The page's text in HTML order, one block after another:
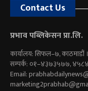
Contact Us
प्रभाव पब्लिकेसन प्रा.लि.
कार्यालय: सिफल–७, काठमाडौं ।
सम्पर्क: ०१–४३७३५७७,
Email: